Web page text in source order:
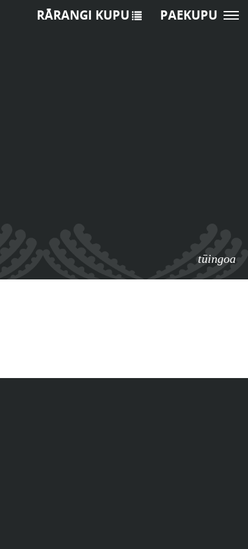
tūingoa
RĀRANGI KUPU PAEKUPU